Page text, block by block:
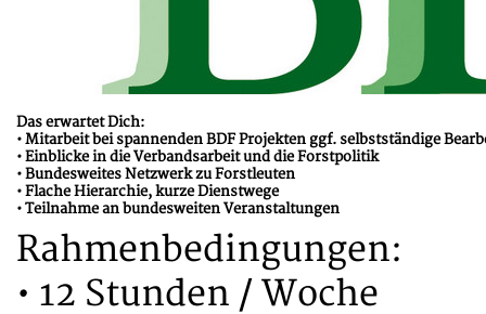
Das erwartet Dich:
• Mitarbeit bei spannenden BDF Projekten ggf. selbstständige
• Einblicke in die Verbandsarbeit und die Forstpolitik
• Bundesweites Netzwerk zu Forstleuten
• Flache Hierarchie, kurze Dienstwege
• Teilnahme an bundesweiten Veranstaltungen
Rahmenbedingungen:
• 12 Stunden / Woche